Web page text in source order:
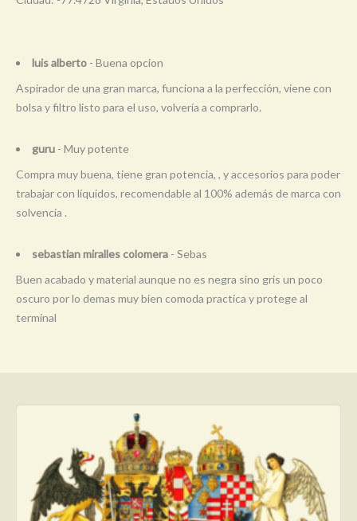
luis alberto - Buena opcion
Aspirador de una gran marca, funciona a la perfección, viene con
bolsa y filtro listo para el uso, volvería a comprarlo.
guru - Muy potente
Compra muy buena, tiene gran potencia, , y accesorios para poder
trabajar con líquidos, recomendable al 100% además de marca con
solvencia .
sebastian miralles colomera - Sebas
Buen acabado y material aunque no es negra sino gris un poco
oscuro por lo demas muy bien comoda practica y protege al
terminal